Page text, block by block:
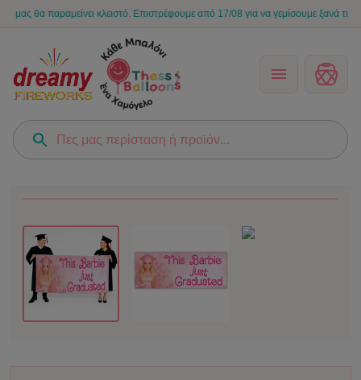
παραμείνει κλειστό. Επιστρέφουμε από 17/08 για να γεμίσουμε ξανά τις